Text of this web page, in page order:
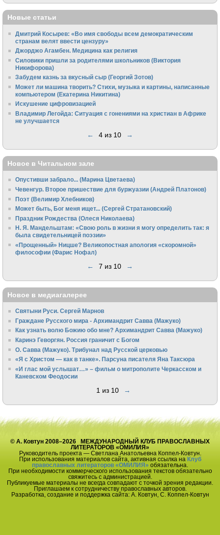
Новые статьи
Дмитрий Косырев: «Во имя свободы всем демократическим
странам велят ввести цензуру»
Джорджо Агамбен. Медицина как религия
Силовики пришли за родителями школьников (Виктория
Никифорова)
Забудем казнь за вкусный сыр (Георгий Зотов)
Может ли машина творить? Стихи, музыка и картины, написанные
компьютером (Екатерина Никитина)
Искушение цифровизацией
Владимир Легойда: Ситуация с гонениями на христиан в Африке
не улучшается
← 4 из 10 →
Новое в Читальном зале
Опустивши забрало... (Марина Цветаева)
Чевенгур. Второе пришествие для буржуазии (Андрей Платонов)
Поэт (Велимир Хлебников)
Может быть, Бог меня ищет... (Сергей Стратановский)
Праздник Рождества (Олеся Николаева)
Н. Я. Мандельштам: «Свою pоль в жизни я могу опpеделить так: я
была свидетельницей поэзии»
«Прощенный» Ницше? Великопостная апология «скоромной»
философии (Фарис Нофал)
← 7 из 10 →
Новое в медиагалерее
Святыни Руси. Сергей Марнов
Граждане Русского мира - Архимандрит Савва (Мажуко)
Как узнать волю Божию обо мне? Архимандрит Савва (Мажуко)
Каринэ Геворгян. Россия граничит с Богом
О. Савва (Мажуко). Трибунал над Русской церковью
«Я с Христом — как в танке». Парсуна писателя Яна Таксюра
«И глас мой услышат…» – фильм о митрополите Черкасском и
Каневском Феодосии
1 из 10 →
© А. Ковтун 2008–2026 МЕЖДУНАРОДНЫЙ КЛУБ ПРАВОСЛАВНЫХ
ЛИТЕРАТОРОВ «ОМИЛИЯ»
Руководитель проекта — Светлана Анатольевна Коппел-Ковтун.
При использования материалов сайта, активная ссылка на Клуб
православных литераторов «ОМИЛИЯ» обязательна.
При необходимости коммерческого использования текстов обязательно
свяжитесь с администрацией.
Публикуемые материалы не всегда совпадают с точкой зрения редакции.
Приглашаем к сотрудничеству православных авторов.
Разработка, создание и поддержка сайта: А. Ковтун, С. Коппел-Ковтун